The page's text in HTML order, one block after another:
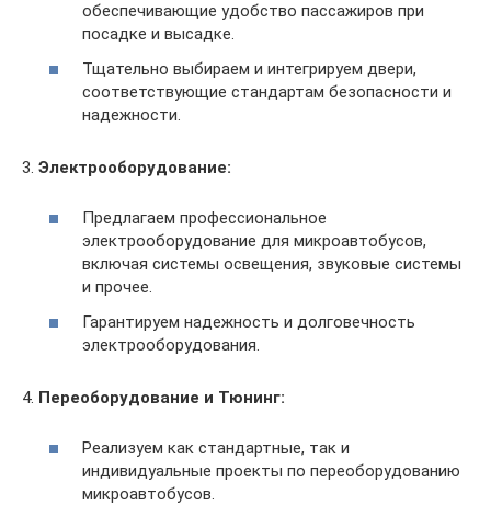
обеспечивающие удобство пассажиров при
посадке и высадке.
Тщательно выбираем и интегрируем двери,
соответствующие стандартам безопасности и
надежности.
3. Электрооборудование:
Предлагаем профессиональное
электрооборудование для микроавтобусов,
включая системы освещения, звуковые системы
и прочее.
Гарантируем надежность и долговечность
электрооборудования.
4. Переоборудование и Тюнинг:
Реализуем как стандартные, так и
индивидуальные проекты по переоборудованию
микроавтобусов.